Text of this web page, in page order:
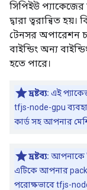
সিপিইউ
দ্বারা ত্বরান্বিত
টেনসর অপারেশন
বাইন্ডিং অন্য
হতে পারে।
দ্রষ্টব্য: এই
tfjs-node-gpu
কার্ড সহ আপনার
দ্রষ্টব্য: আপনাকে
এটিকে আপনার
পরোক্ষভাবে tfjs-